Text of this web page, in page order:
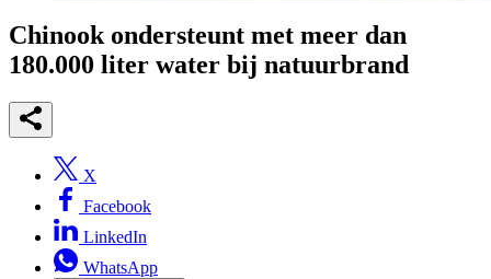
Chinook ondersteunt met meer dan
180.000 liter water bij natuurbrand
X
Facebook
LinkedIn
WhatsApp